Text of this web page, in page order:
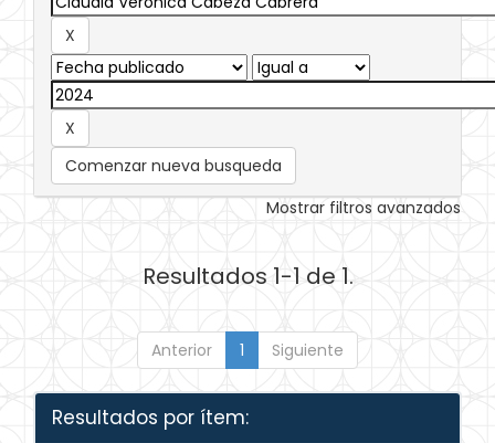
Comenzar nueva busqueda
Mostrar filtros avanzados
Resultados 1-1 de 1.
Anterior 1 Siguiente
Resultados por ítem: